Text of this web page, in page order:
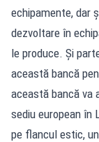
echipamente, dar
dezvoltare în
le produce. Și
această bancă
această bancă va
sediu european în
pe flancul estic,